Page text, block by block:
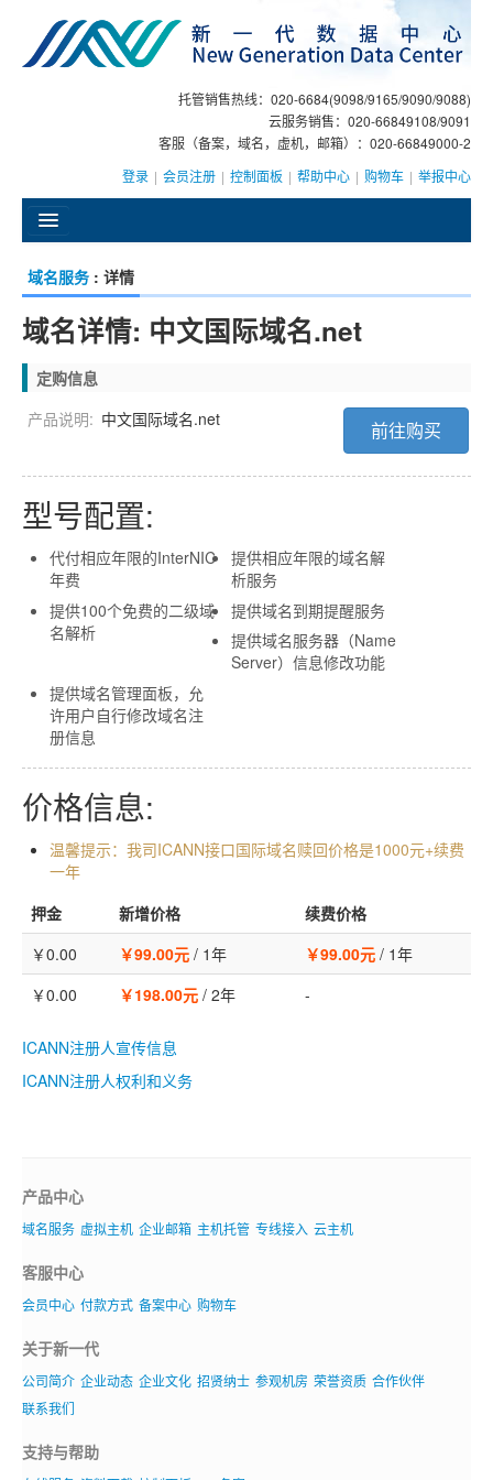
托管销售热线：020-6684(9098/9165/9090/9088)
云服务销售：020-66849108/9091
客服（备案，域名，虚机，邮箱）：020-66849000-2
登录 | 会员注册 | 控制面板 | 帮助中心 | 购物车 | 举报中心
GEO
AI客服
大模型服务
域名注册
虚拟主机
企业邮箱
SSL证书
客服中心
企业文化
域名服务 : 详情
域名详情: 中文国际域名.net
定购信息
产品说明: 中文国际域名.net 前往购买
型号配置:
代付相应年限的InterNIC
年费
提供相应年限的域名解
析服务
提供100个免费的二级域
名解析
提供域名到期提醒服务
提供域名服务器（Name
Server）信息修改功能
提供域名管理面板，允
许用户自行修改域名注
册信息
价格信息:
温馨提示：我司ICANN接口国际域名赎回价格是1000元+续费
一年
押金
新增价格
续费价格
￥0.00
￥99.00元 / 1年 ￥99.00元 / 1年
￥0.00
￥198.00元 / 2年 -
ICANN注册人宣传信息
ICANN注册人权利和义务
产品中心
域名服务 虚拟主机 企业邮箱 主机托管 专线接入 云主机
客服中心
会员中心 付款方式 备案中心 购物车
关于新一代
公司简介 企业动态 企业文化 招贤纳士 参观机房 荣誉资质 合作伙伴
联系我们
支持与帮助